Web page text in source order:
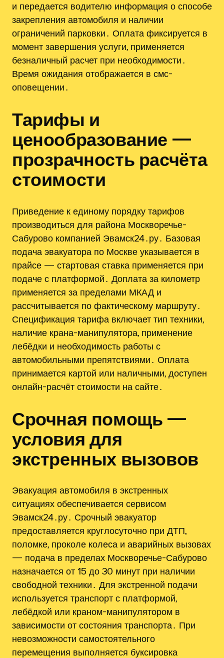
и передается водителю информация о способе
закрепления автомобиля и наличии
ограничений парковки․ Оплата фиксируется в
момент завершения услуги, применяется
безналичный расчет при необходимости․
Время ожидания отображается в смс-
оповещении․
Тарифы и
ценообразование —
прозрачность расчёта
стоимости
Приведение к единому порядку тарифов
производиться для района Москворечье-
Сабурово компанией Эвамск24․ру․ Базовая
подача эвакуатора по Москве указывается в
прайсе — стартовая ставка применяется при
подаче с платформой․ Доплата за километр
применяется за пределами МКАД и
рассчитывается по фактическому маршруту․
Спецификация тарифа включает тип техники,
наличие крана-манипулятора, применение
лебёдки и необходимость работы с
автомобильными препятствиями․ Оплата
принимается картой или наличными, доступен
онлайн-расчёт стоимости на сайте․
Срочная помощь —
условия для
экстренных вызовов
Эвакуация автомобиля в экстренных
ситуациях обеспечивается сервисом
Эвамск24․ру․ Срочный эвакуатор
предоставляется круглосуточно при ДТП,
поломке, проколе колеса и аварийных вызовах
— подача в пределах Москворечье-Сабурово
назначается от 15 до 30 минут при наличии
свободной техники․ Для экстренной подачи
используется транспорт с платформой,
лебёдкой или краном-манипулятором в
зависимости от состояния транспорта․ При
невозможности самостоятельного
перемещения выполняется буксировка